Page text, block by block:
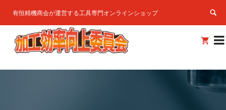
有恒精機商会が運営する工具専門オンラインショップ
